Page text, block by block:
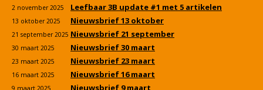
2 november 2025 Leefbaar 3B update #1 met 5 artikelen
13 oktober 2025 Nieuwsbrief 13 oktober
21 september 2025 Nieuwsbrief 21 september
30 maart 2025 Nieuwsbrief 30 maart
23 maart 2025 Nieuwsbrief 23 maart
16 maart 2025 Nieuwsbrief 16 maart
Nieuwsbrief 9 maart